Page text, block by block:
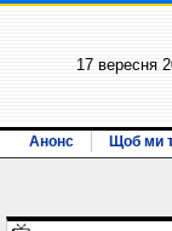
17 вересня
Анонс Щоб ми